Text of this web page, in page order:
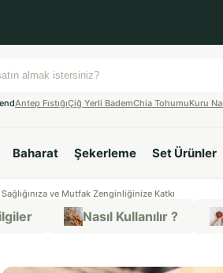
Antep FıstığıÇiğ Yerli BademChia TohumuKuru
Baharat Şekerleme Set Ürünler
ve Mutfak Zenginliğinize Katkı
Nasıl Kullanılır ?